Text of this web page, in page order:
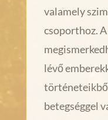
valamely
csoporthoz.
lévő
betegséggel